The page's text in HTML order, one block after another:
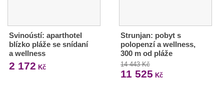
Svinoústí: aparthotel
blízko pláže se snídaní
a wellness
2 172 Kč
Strunjan: pobyt s
polopenzí a wellness,
300 m od pláže
14 443 Kč
11 525 Kč